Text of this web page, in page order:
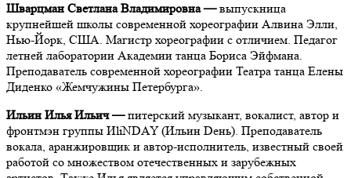
Шварцман Светлана Владимировна —выпускница
крупнейшей школы современной хореографии Алвина Элли,
Нью-Йорк, США. Магистр хореографии с отличием. Педагог
летней лаборатории Академии танца Бориса Эйфмана.
Преподаватель современной хореографии Театра танца Елены
Диденко «Жемчужины Петербурга».
Ильин Илья Ильич —питерский музыкант, вокалист, автор и
фронтмэн группы ИliNDAY (Ильин Dень). Преподаватель
вокала, аранжировщик и автор-исполнитель, известный своей
работой со множеством отечественных и зарубежных